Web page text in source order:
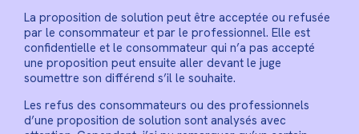
La proposition de solution peut être acceptée ou refusée
par le consommateur et par le professionnel. Elle est
confidentielle et le consommateur qui n’a pas accepté
une proposition peut ensuite aller devant le juge
soumettre son différend s’il le souhaite.
Les refus des consommateurs ou des professionnels
d’une proposition de solution sont analysés avec